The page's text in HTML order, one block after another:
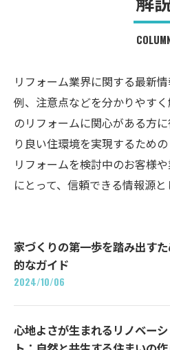
リフォーム業界に関する最新
例、注意点などを分かりやす
のリフォームに関心がある方
り良い住環境を実現するための
リフォームを検討中のお客様
にとって、信頼できる情報源と
家づくりの第一歩を踏み出す
的なガイド
2024/10/06
心地よさが生まれるリノベー